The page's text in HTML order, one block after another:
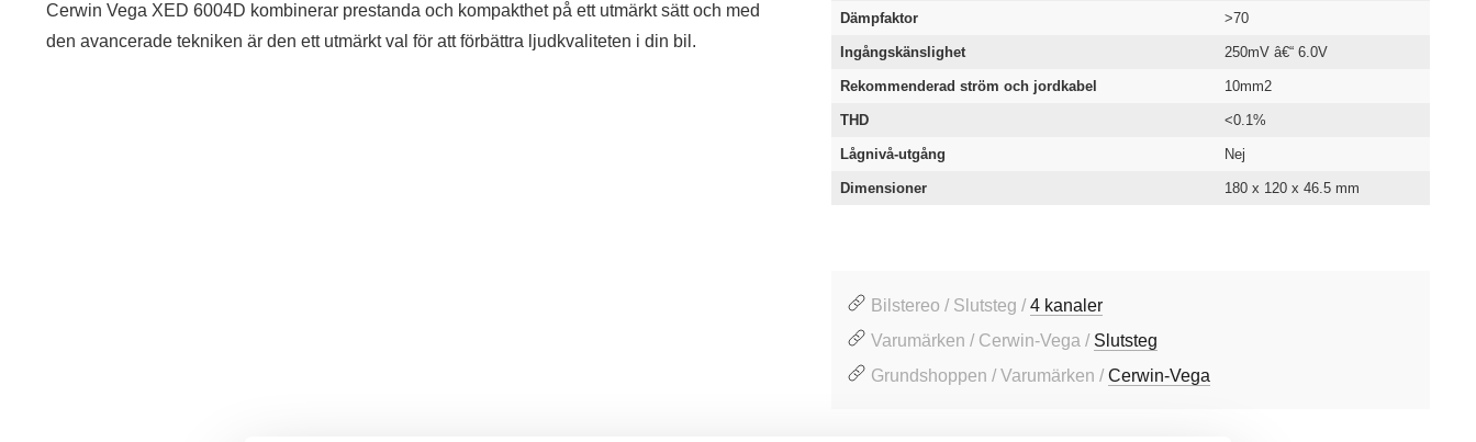
Cerwin Vega XED 6004D kombinerar prestanda och kompakthet på ett utmärkt sätt och med
den avancerade tekniken är den ett utmärkt val för att förbättra ljudkvaliteten i din bil.
Dämpfaktor >70
Ingångskänslighet 250mV â€“ 6.0V
Rekommenderad ström och jordkabel 10mm2
THD <0.1%
Lågnivå-utgång Nej
Dimensioner 180 x 120 x 46.5 mm
Bilstereo / Slutsteg / 4 kanaler
Varumärken / Cerwin-Vega / Slutsteg
Grundshoppen / Varumärken / Cerwin-Vega